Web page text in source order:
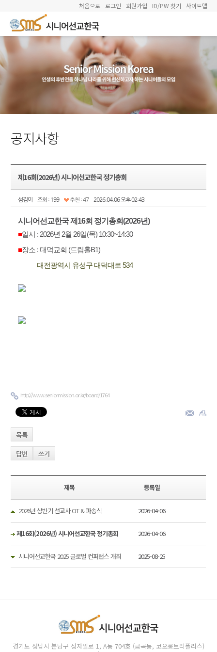
처음으로 로그인 회원가입 ID/PW 찾기 사이트맵
공지사항
제16회(2026년) 시니어선교한국 정기총회
섬김이 조회 : 199 추천 : 47 2026.04.06 오후 02:43
시니어선교한국 제16회 정기총회(2026년)
■일시 : 2026년 2월 26일(목) 10:30~14:30
■장소 : 대덕교회 (드림홀B1)
대전광역시 유성구 대덕대로 534
http://www.seniormission.or.kr/board/1764
목록
답변 쓰기
제목 등록일
2026년 상반기 선교사 OT & 파송식 2026-04-06
제16회(2026년) 시니어선교한국 정기총회 2026-04-06
시니어선교한국 2025 글로벌 컨퍼런스 개최 2025-08-25
경기도 성남시 분당구 정자일로 1, A동 704호 (금곡동, 코오롱트리폴리스)